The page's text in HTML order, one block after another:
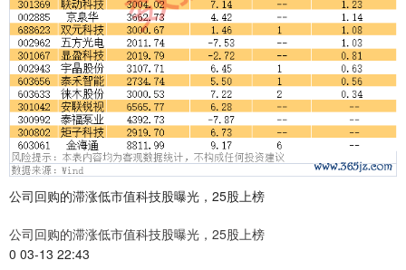
公司回购的滞涨低市值科技股曝光，25股上榜
公司回购的滞涨低市值科技股曝光，25股上榜
0 03-13 22:43